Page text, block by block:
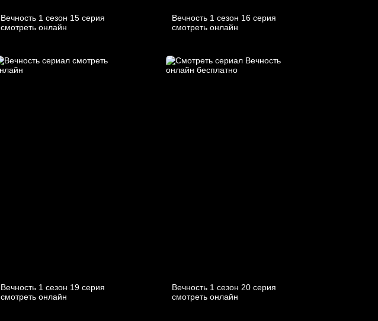
Вечность 1 сезон 15 серия
смотреть онлайн
Вечность 1 сезон 16 серия
смотреть онлайн
Вечность 1 сезон 19 серия
смотреть онлайн
Вечность 1 сезон 20 серия
смотреть онлайн